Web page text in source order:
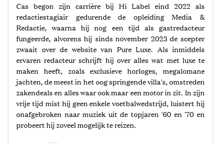
Cas begon zijn carrière bij Hi Label eind 2022 als
redactiestagiair gedurende de opleiding Media &
Redactie, waarna hij nog een tijd als gastredacteur
fungeerde, alvorens hij sinds november 2023 de scepter
zwaait over de website van Pure Luxe. Als inmiddels
ervaren redacteur schrijft hij over alles wat met luxe te
maken heeft, zoals exclusieve horloges, megalomane
jachten, de meest in het oog springende villa's, omstreden
zakendeals en alles waar ook maar een motor in zit. In zijn
vrije tijd mist hij geen enkele voetbalwedstrijd, luistert hij
onafgebroken naar muziek uit de topjaren '60 en '70 en
probeert hij zoveel mogelijk te reizen.